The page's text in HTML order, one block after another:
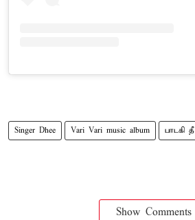
Singer Dhee Vari Vari music album பாடகி தீ
Show Comments